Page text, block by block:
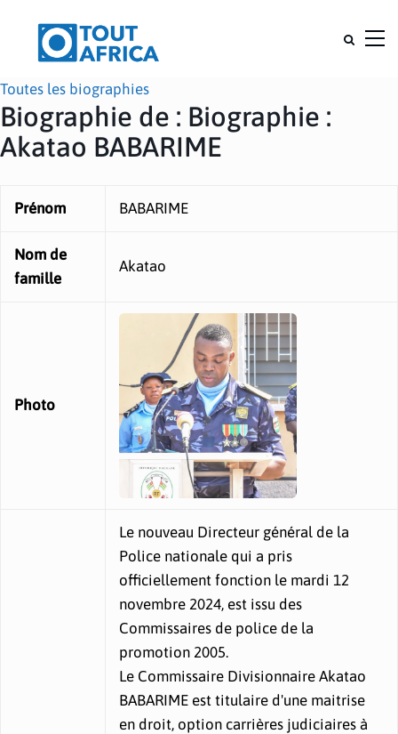
Toutes les biographies
Biographie de : Biographie :
Akatao BABARIME
Prénom BABARIME
Nom de
famille
Akatao
Photo
Le nouveau Directeur général de la
Police nationale qui a pris
officiellement fonction le mardi 12
novembre 2024, est issu des
Commissaires de police de la
promotion 2005.
Le Commissaire Divisionnaire Akatao
BABARIME est titulaire d'une maitrise
en droit, option carrières judiciaires à